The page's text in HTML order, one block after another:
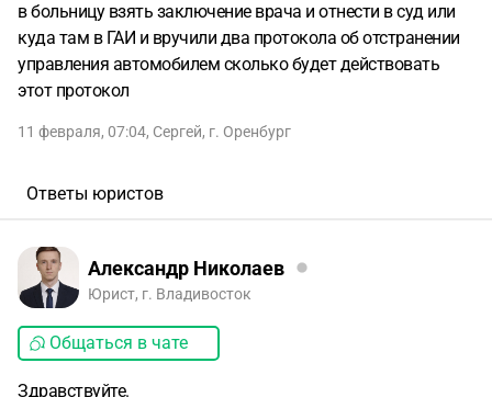
в больницу взять заключение врача и отнести в суд или
куда там в ГАИ и вручили два протокола об отстранении
управления автомобилем сколько будет действовать
этот протокол
11 февраля, 07:04, Сергей, г. Оренбург
Ответы юристов
Александр Николаев
Юрист, г. Владивосток
Общаться в чате
Здравствуйте.